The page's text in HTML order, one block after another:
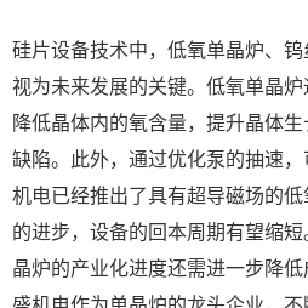
硅片设备技术中，低氧单晶炉、
视为未来发展的关键。低氧单晶炉
降低晶体内的氧含量，提升晶体
缺陷。此外，通过优化泵的抽速
机电已经推出了具有超导磁场的
的进步，设备的回本周期有望缩
晶炉的产业化进度还需进一步降